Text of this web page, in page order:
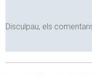
Disculpau, els